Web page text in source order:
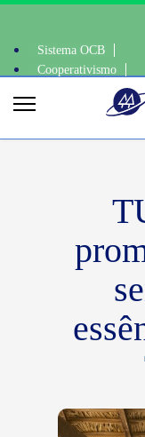
Sistema OCB
Cooperativismo